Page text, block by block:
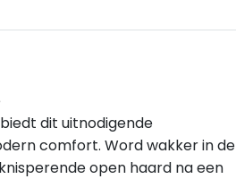
dit uitnodigende
comfort. Word wakker in de
open haard na een